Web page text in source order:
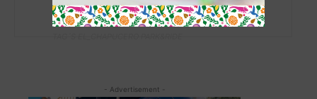
https://www.elchapucero.com
- Advertisement -